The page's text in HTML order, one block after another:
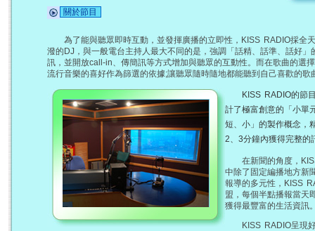
關於節目
為了能與聽眾即時互動，並發揮廣播的立即性，KISS RADIO採全
潑的DJ，與一般電台主持人最大不同的是，強調「話精、話準、話好
訊，並開放call-in、傳簡訊等方式增加與聽眾的互動性。而在歌曲的選
流行音樂的喜好作為篩選的依據;讓聽眾隨時隨地都能聽到自己喜歡的歌
KISS RADIO的節目
計了極富創意的「小單
短、小」的製作概念，
2、3分鐘內獲得完整的
在新聞的角度，
中除了固定編播地方新
報導的多元性，KISS
盟，每個半點播報當天
獲得最豐富的生活資訊
KISS RADIO呈現好